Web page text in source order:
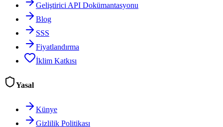
Geliştirici API Dokümantasyonu
Blog
SSS
Fiyatlandırma
İklim Katkısı
Yasal
Künye
Gizlilik Politikası